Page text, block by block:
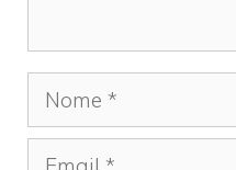
Nome
Email